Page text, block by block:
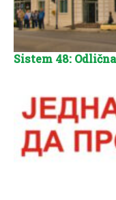
Sistem 48: